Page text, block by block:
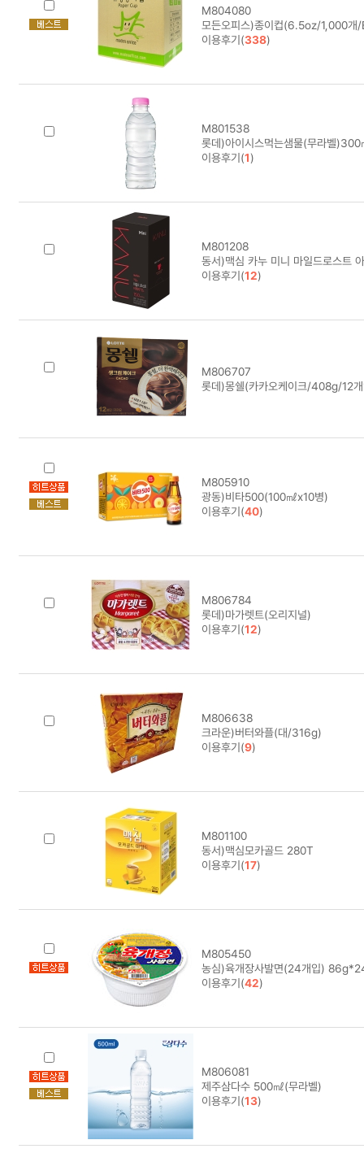
M804080
모든오피스)종이컵(6.5oz/1,000
이용후기(338)
M801538
롯데)아이시스먹는샘물(무라벨)300
이용후기(1)
M801208
동서)맥심 카누 미니 마일드로스트
이용후기(12)
M806707
롯데)몽쉘(카카오케이크/408g/12
M805910
광동)비타500(100㎖x10병)
이용후기(40)
M806784
롯데)마가렛트(오리지널)
이용후기(12)
M806638
크라운)버터와플(대/316g)
이용후기(9)
M801100
동서)맥심모카골드 280T
이용후기(17)
M805450
농심)육개장사발면(24개입)
이용후기(42)
M806081
제주삼다수 500㎖(무라벨)
이용후기(13)